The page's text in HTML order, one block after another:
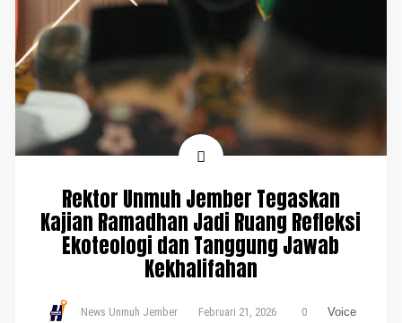
Rektor Unmuh Jember Tegaskan
Kajian Ramadhan Jadi Ruang Refleksi
Ekoteologi dan Tanggung Jawab
Kekhalifahan
News Unmuh Jember Februari 21, 2026 0 Voice